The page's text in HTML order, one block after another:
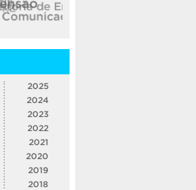
2025
2024
2023
2022
2021
2020
2019
2018